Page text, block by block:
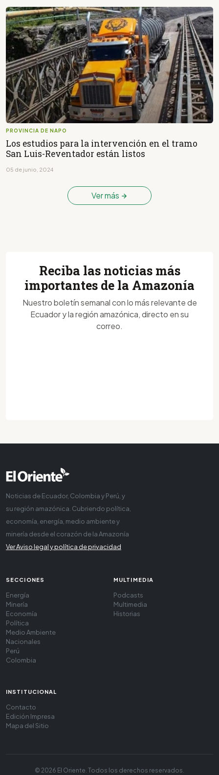
PROVINCIA DE NAPO
Los estudios para la intervención en el tramo
San Luis-Reventador están listos
05 de junio, 2024
Ver más
Reciba las noticias más
importantes de la Amazonía
Nuestro boletín semanal con lo más relevante de
Ecuador y la región amazónica, directo en su
correo.
Noticias de Ecuador, Colombia y Perú, y
su región amazónica. Cubriendo política,
economía, energía, medio ambiente y
minería desde el corazón de la Amazonía
Ver Aviso legal y política de privacidad
SECCIONES
Energía
Minería
Economía
Política
Medio Ambiente
Nacionales
Perú
Colombia
MULTIMEDIA
Podcasts
Multimedia
Historias
INSTITUCIONAL
Contacto
Edición Impresa
Mapa del Sitio
© 2026 El Oriente. Todos los derechos reservados.